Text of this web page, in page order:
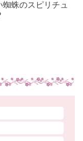
蜘蛛のスピリチュ